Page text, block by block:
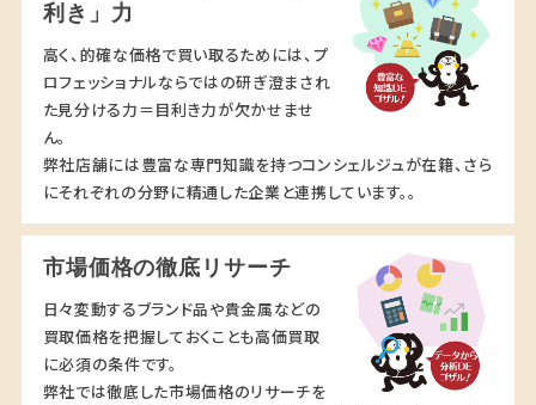
利き」力
高く、的確な価格で買い取るためには、プ
ロフェッショナルならではの研ぎ澄まされ
た見分ける力＝目利き力が欠かせませ
ん。
弊社店舗には豊富な専門知識を持つコンシェルジュが在籍、さら
にそれぞれの分野に精通した企業と連携しています。。
市場価格の徹底リサーチ
日々変動するブランド品や貴金属などの
買取価格を把握しておくことも高価買取
に必須の条件です。
弊社では徹底した市場価格のリサーチを